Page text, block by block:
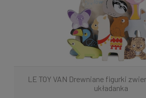
LE TOY VAN Drewniane figurki
układanka